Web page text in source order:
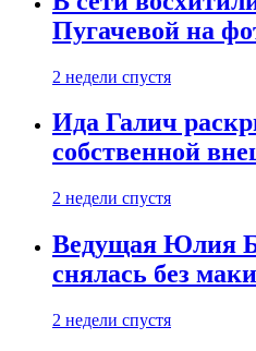
Пугачевой на
2 недели спустя
Ида Галич
собственной
2 недели спустя
Ведущая Юлия
снялась без
2 недели спустя